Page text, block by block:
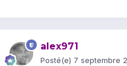
alex971
Posté(e) 7 septembre